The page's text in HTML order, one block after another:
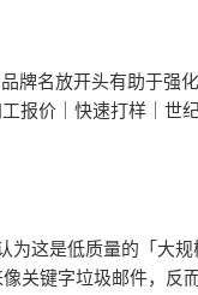
牌名放开头有助于强
报价｜快速打样｜世
这是低质量的「大
关键字垃圾邮件，反